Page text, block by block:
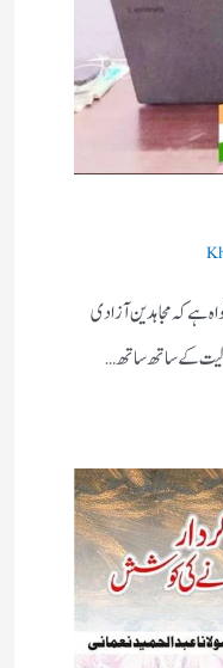
ہے کہ مجاہدین آزادی
کے ساتھ ساتھ…